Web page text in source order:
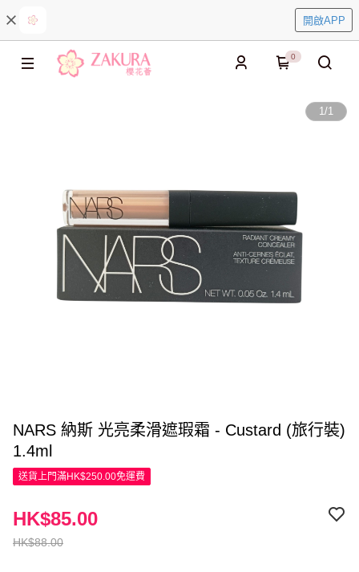
開啟APP
0
1/1
NARS 納斯 光亮柔滑遮瑕霜 - Custard (旅行裝)
1.4ml
送貨上門滿HK$250.00免運費
HK$88.00
HK$85.00